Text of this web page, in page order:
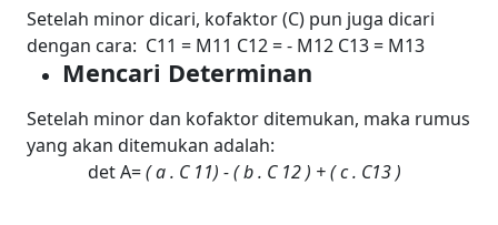
Setelah minor dicari, kofaktor (C) pun juga dicari
dengan cara: C11 = M11 C12= - M12 C13= M13
Mencari Determinan
Setelah minor dan kofaktor ditemukan, maka rumus
yang akan ditemukan adalah:
detA=(a . C 11) - (b . C 12 ) + ( c . C13)